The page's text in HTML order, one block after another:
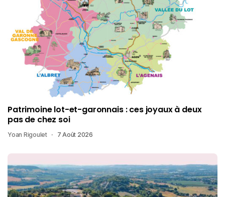
Patrimoine lot-et-garonnais : ces joyaux à deux
pas de chez soi
Yoan Rigoulet 7 Août 2026